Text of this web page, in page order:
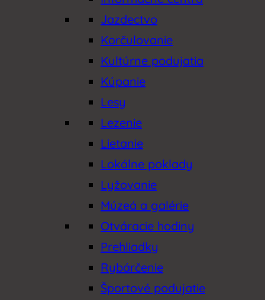
Jazdectvo
Korčulovanie
Kultúrne podujatia
Kúpanie
Lesy
Lezenie
Lietanie
Lokálne poklady
Lyžovanie
Múzeá a galérie
Otváracie hodiny
Prehliadky
Rybárčenie
Športové podujatie